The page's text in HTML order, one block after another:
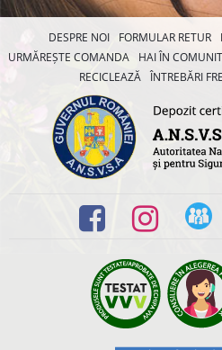
DESPRE NOI FORMULAR RETUR
URMĂREȘTE COMANDA
HAI ÎN
RECICLEAZĂ ÎNTREBĂRI